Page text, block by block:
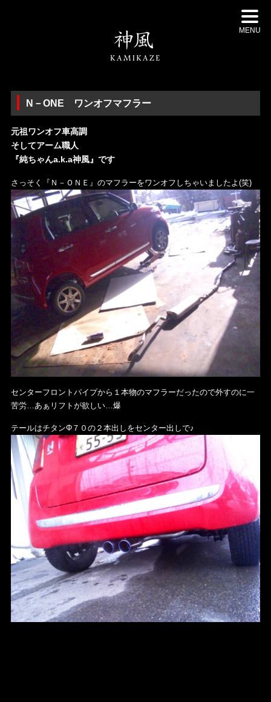
MENU
N－ONE ワンオフマフラー
元祖ワンオフ車高調
そしてアーム職人
『純ちゃんa.k.a神風』です
さっそく『Ｎ－ＯＮＥ』のマフラーをワンオフしちゃいましたよ(笑)
センターフロントパイプから１本物のマフラーだったので外すのに一
苦労…あぁリフトが欲しい…爆
テールはチタンΦ７０の２本出しをセンター出しで♪